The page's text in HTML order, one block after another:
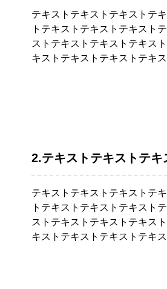
テキストテキストテキストテ
トテキストテキストテキスト
ストテキストテキストテキス
キストテキストテキストテキ
2.テキストテキストテキ
テキストテキストテキストテ
トテキストテキストテキスト
ストテキストテキストテキス
キストテキストテキストテキ